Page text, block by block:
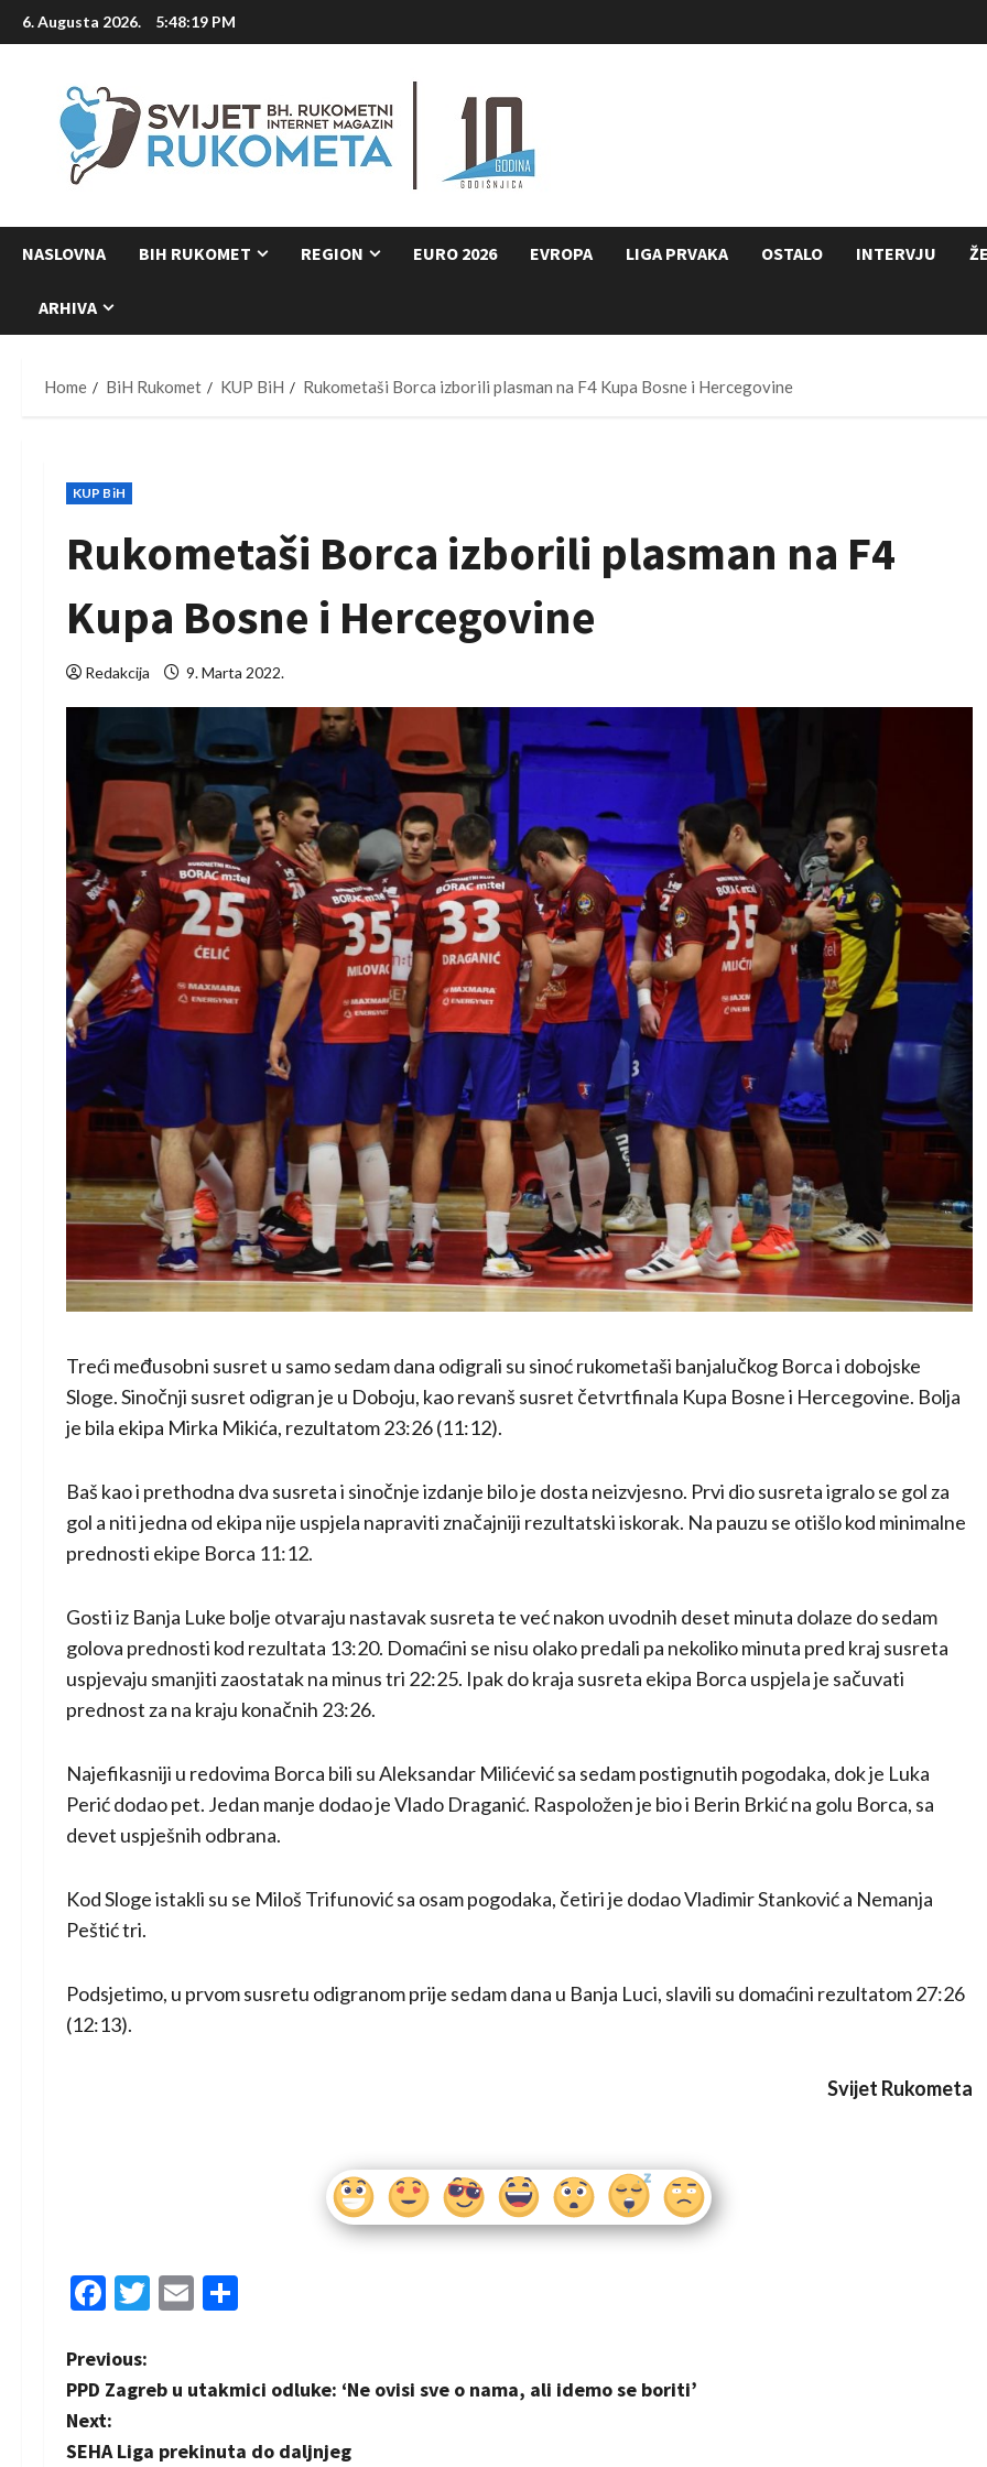
Skip
to
6. Augusta 2026. 5:48:20 PM
NASLOVNA BIH RUKOMET REGION EURO 2026 EVROPA LIGA PRVAKA OSTALO INTERVJU
ARHIVA
Home BiH Rukomet KUP BiH Rukometaši Borca izborili plasman na F4 Kupa Bosne i Hercegovine
KUP BiH
Rukometaši Borca izborili plasman na F4
Kupa Bosne i Hercegovine
Redakcija 9. Marta 2022.
Treći međusobni susret u samo sedam dana odigrali su sinoć rukometaši banjalučkog Borca i dobojske
Sloge. Sinočnji susret odigran je u Doboju, kao revanš susret četvrtfinala Kupa Bosne i Hercegovine. Bolja
je bila ekipa Mirka Mikića, rezultatom 23:26 (11:12).
Baš kao i prethodna dva susreta i sinočnje izdanje bilo je dosta neizvjesno. Prvi dio susreta igralo se gol za
gol a niti jedna od ekipa nije uspjela napraviti značajniji rezultatski iskorak. Na pauzu se otišlo kod minimalne
prednosti ekipe Borca 11:12.
Gosti iz Banja Luke bolje otvaraju nastavak susreta te već nakon uvodnih deset minuta dolaze do sedam
golova prednosti kod rezultata 13:20. Domaćini se nisu olako predali pa nekoliko minuta pred kraj susreta
uspjevaju smanjiti zaostatak na minus tri 22:25. Ipak do kraja susreta ekipa Borca uspjela je sačuvati
prednost za na kraju konačnih 23:26.
Najefikasniji u redovima Borca bili su Aleksandar Milićević sa sedam postignutih pogodaka, dok je Luka
Perić dodao pet. Jedan manje dodao je Vlado Draganić. Raspoložen je bio i Berin Brkić na golu Borca, sa
devet uspješnih odbrana.
Kod Sloge istakli su se Miloš Trifunović sa osam pogodaka, četiri je dodao Vladimir Stanković a Nemanja
Peštić tri.
Podsjetimo, u prvom susretu odigranom prije sedam dana u Banja Luci, slavili su domaćini rezultatom 27:26
(12:13).
Svijet Rukometa
Facebook
Twitter
Email
P
o
s
Previous:
PPD Zagreb u utakmici odluke: ‘Ne ovisi sve o nama, ali idemo se boriti’
Next:
SEHA Liga prekinuta do daljnjeg